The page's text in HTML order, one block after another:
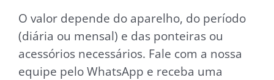
O valor depende do aparelho, do período
(diária ou mensal) e das ponteiras ou
acessórios necessários. Fale com a nossa
equipe pelo WhatsApp e receba uma